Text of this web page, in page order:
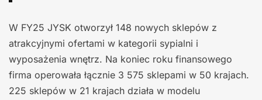
W FY25 JYSK otworzył 148 nowych sklepów z
atrakcyjnymi ofertami w kategorii sypialni i
wyposażenia wnętrz. Na koniec roku finansowego
firma operowała łącznie 3 575 sklepami w 50 krajach.
225 sklepów w 21 krajach działa w modelu